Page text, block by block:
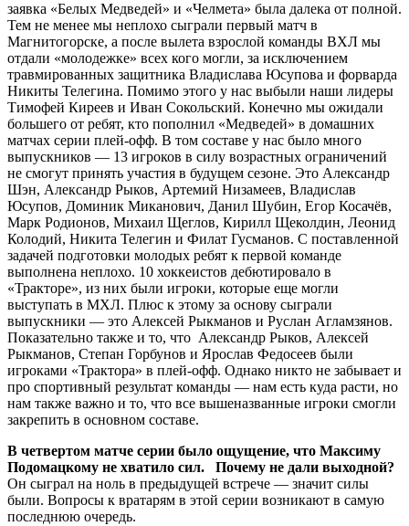
заявка «Белых Медведей» и «Челмета» была далека от полной.
Тем не менее мы неплохо сыграли первый матч в
Магнитогорске, а после вылета взрослой команды ВХЛ мы
отдали «молодежке» всех кого могли, за исключением
травмированных защитника Владислава Юсупова и форварда
Никиты Телегина. Помимо этого у нас выбыли наши лидеры
Тимофей Киреев и Иван Сокольский. Конечно мы ожидали
большего от ребят, кто пополнил «Медведей» в домашних
матчах серии плей-офф. В том составе у нас было много
выпускников — 13 игроков в силу возрастных ограничений
не смогут принять участия в будущем сезоне. Это Александр
Шэн, Александр Рыков, Артемий Низамеев, Владислав
Юсупов, Доминик Миканович, Данил Шубин, Егор Косачёв,
Марк Родионов, Михаил Щеглов, Кирилл Щеколдин, Леонид
Колодий, Никита Телегин и Филат Гусманов. С поставленной
задачей подготовки молодых ребят к первой команде
выполнена неплохо. 10 хоккеистов дебютировало в
«Тракторе», из них были игроки, которые еще могли
выступать в МХЛ. Плюс к этому за основу сыграли
выпускники — это Алексей Рыкманов и Руслан Агламзянов.
Показательно также и то, что Александр Рыков, Алексей
Рыкманов, Степан Горбунов и Ярослав Федосеев были
игроками «Трактора» в плей-офф. Однако никто не забывает и
про спортивный результат команды — нам есть куда расти, но
нам также важно и то, что все вышеназванные игроки смогли
закрепить в основном составе.
В четвертом матче серии было ощущение, что Максиму
Подомацкому не хватило сил. Почему не дали выходной?
Он сыграл на ноль в предыдущей встрече — значит силы
были. Вопросы к вратарям в этой серии возникают в самую
последнюю очередь.